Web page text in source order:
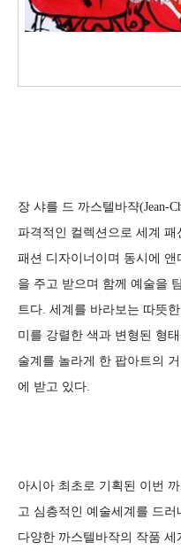
장 샤를 드 까스텔바쟉(Jean-
파격적인 컬렉션으로 세계
패션 디자이너이며 동시에
을 주고 받으며 함께 예술을
트다. 세계를 바라보는 따뜻
미를 강렬한 색과 변형된 형
술계를 놀라게 한 팝아트의
에 받고 있다.
아시아 최초로 기획된 이번
고 심층적인 예술세계를 드
다양한 까스텔바작의 작품 세